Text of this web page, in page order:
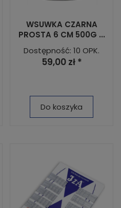
WSUWKA CZARNA
PROSTA 6 CM 500G ...
Dostępność: 10 OPK.
59,00 zł *
Do koszyka